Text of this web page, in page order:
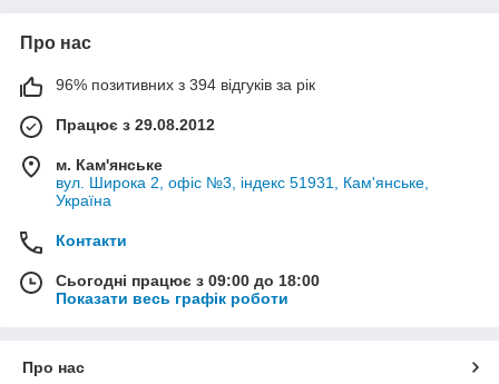
Про нас
96% позитивних з 394 відгуків за рік
Працює з 29.08.2012
м. Кам'янське
вул. Широка 2, офіс №3, індекс 51931, Кам'янське,
Україна
Контакти
Сьогодні працює з 09:00 до 18:00
Показати весь графік роботи
Про нас